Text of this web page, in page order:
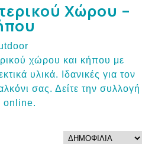
Χώρου –
χώρου και κήπου με
υλικά. Ιδανικές για τον
σας. Δείτε την συλλογή
online.